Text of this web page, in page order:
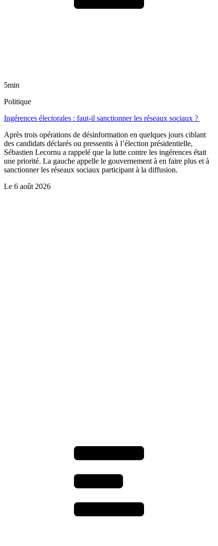
5min
Politique
Ingérences électorales : faut-il sanctionner les réseaux sociaux ?
Après trois opérations de désinformation en quelques jours ciblant
des candidats déclarés ou pressentis à l’élection présidentielle,
Sébastien Lecornu a rappelé que la lutte contre les ingérences était
une priorité. La gauche appelle le gouvernement à en faire plus et à
sanctionner les réseaux sociaux participant à la diffusion.
Le 6 août 2026